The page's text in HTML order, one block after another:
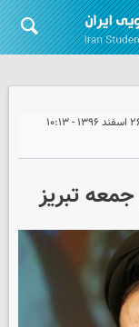
- ۱۰:۱۳
تبریز